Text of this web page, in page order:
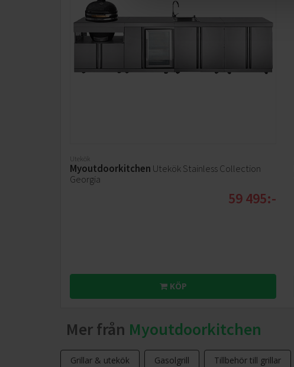
Utekök
Myoutdoorkitchen Utekök Stainless Collection
Georgia
59 495:-
KÖP
Mer från Myoutdoorkitchen
Grillar & utekök Gasolgrill Tillbehör till grillar